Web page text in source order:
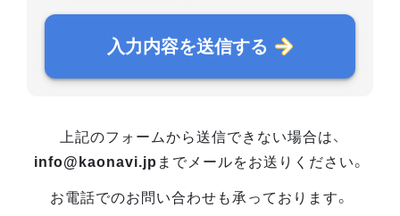
入力内容を送信する
上記のフォームから送信できない場合は、
info@kaonavi.jp までメールをお送りください。
お電話でのお問い合わせも承っております。